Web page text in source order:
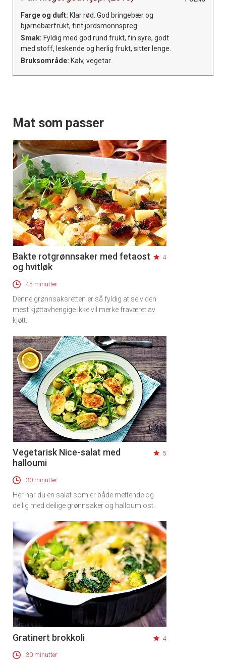
Farge og duft: Klar rød. God bringebær og
bjørnebærfrukt, fint jordsmonnspreg.
Smak: Fyldig med god rund frukt, fin syre, godt
med stoff, leskende og herlig frukt, sitter lenge.
Bruksområde: Kalv, vegetar.
Mat som passer
Bakte rotgrønnsaker med fetaost
og hvitløk
4
45 minutter
Denne grønnsaksretten er så fyldig at selv den
mest kjøttavhengige ikke vil merke fraværet av
kjøtt.
Vegetarisk Nice-salat med
halloumi
5
30 minutter
Her har du en salat som er både mettende og
deilig med deilige grønnsaker og halloumiost.
Gratinert brokkoli 4
30 minutter